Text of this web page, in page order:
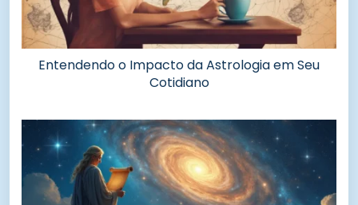
Entendendo o Impacto da Astrologia em Seu
Cotidiano